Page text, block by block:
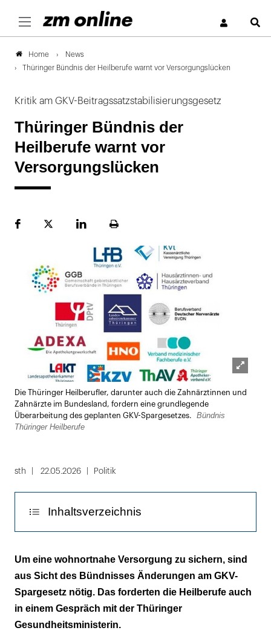
Home
News
Thüringer Bündnis der Heilberufe warnt vor Versorgungslücken
Kritik am GKV-Beitragssatzstabilisierungsgesetz
Thüringer Bündnis der
Heilberufe warnt vor
Versorgungslücken
FacebookPlattformLinekdInSeite
öffnen
Die Thüringer Heilberufler, darunter auch die Zahnärztinnen und
Zahnärzte im Bundesland, fordern eine grundlegende
Überarbeitung des geplanten GKV-Spargesetzes.
Bündnis
Thüringer Heilberufe
sth 22.05.2026 Politik
Inhaltsverzeichnis
Landespolitik signalisiert Unterstützung für
die Gesundheitsberufe
Abschied vom 20-Minuten-Ziel der
Landesregierung?
Um eine wohnortnahe Versorgung zu sichern, sind
aus Sicht des Bündnisses Änderungen am GKV-
Spargesetz nötig. Das forderten die Heilberufe auch
in einem Gespräch mit der Thüringer
Gesundheitsministerin.